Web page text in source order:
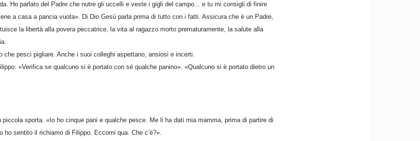
Ho parlato del Padre che nutre gli uccelli e veste i gigli del campo... e tu mi consigli di finire
a casa a pancia vuota». Di Dio Gesù parla prima di tutto con i fatti. Assicura che è un Padre,
la libertà alla povera peccatrice, la vita al ragazzo morto prematuramente, la salute alla
che pesci pigliare. Anche i suoi colleghi aspettano, ansiosi e incerti.
«Verifica se qualcuno si è portato con sé qualche panino». «Qualcuno si è portato dietro un
sporta. «Io ho cinque pani e qualche pesce. Me li ha dati mia mamma, prima di partire di
ho sentito il richiamo di Filippo. Eccomi qua. Che c’è?».